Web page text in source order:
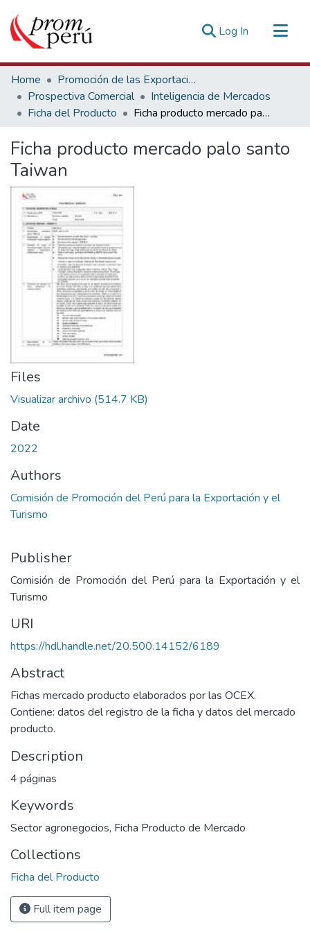
Log In (current)
Communities & Collections
All of DSpace
Statistics
Home
Promoción de las Exportaciones
Prospectiva Comercial
Inteligencia de Mercados
Ficha del Producto
Ficha producto mercado palo santo Taiwan
Ficha producto mercado palo santo
Taiwan
Files
Visualizar archivo (514.7 KB)
Date
2022
Authors
Comisión de Promoción del Perú para la Exportación y el
Turismo
Publisher
Comisión de Promoción del Perú para la Exportación y el
Turismo
URI
https://hdl.handle.net/20.500.14152/6189
Abstract
Fichas mercado producto elaborados por las OCEX.
Contiene: datos del registro de la ficha y datos del mercado
producto.
Description
4 páginas
Keywords
Sector agronegocios, Ficha Producto de Mercado
Collections
Ficha del Producto
Full item page